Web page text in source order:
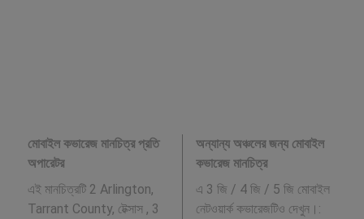
মোবাইল কভারেজ মানচিত্র প্রতি
অপারেটর
এই মানচিত্রটি 2 Arlington,
Tarrant County, টেক্সাস , 3
অন্যান্য অঞ্চলের জন্য মোবাইল
কভারেজ মানচিত্র
এ 3 জি / 4 জি / 5 জি মোবাইল
নেটওয়ার্ক কভারেজটিও দেখুন।: